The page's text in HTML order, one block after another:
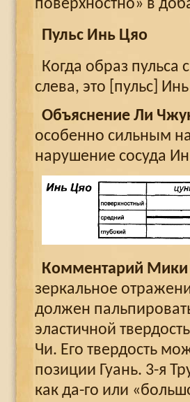
поверхностно» в
Пульс Инь Цяо
Когда образ пульса
слева, это [пульс]
Объяснение Ли
особенно сильным
нарушение сосуда
Комментарий
зеркальное
должен
эластичной
Чи. Его твердость
позиции Гуань. 3-я
как да-го или